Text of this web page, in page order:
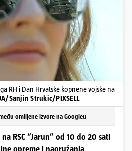
RH i Dan Hrvatske kopnene vojske na
Sanjin Strukic/PIXSELL
omiljene izvore na Googleu
RSC “Jarun” od 10 do 20 sati
opreme i naoružanja